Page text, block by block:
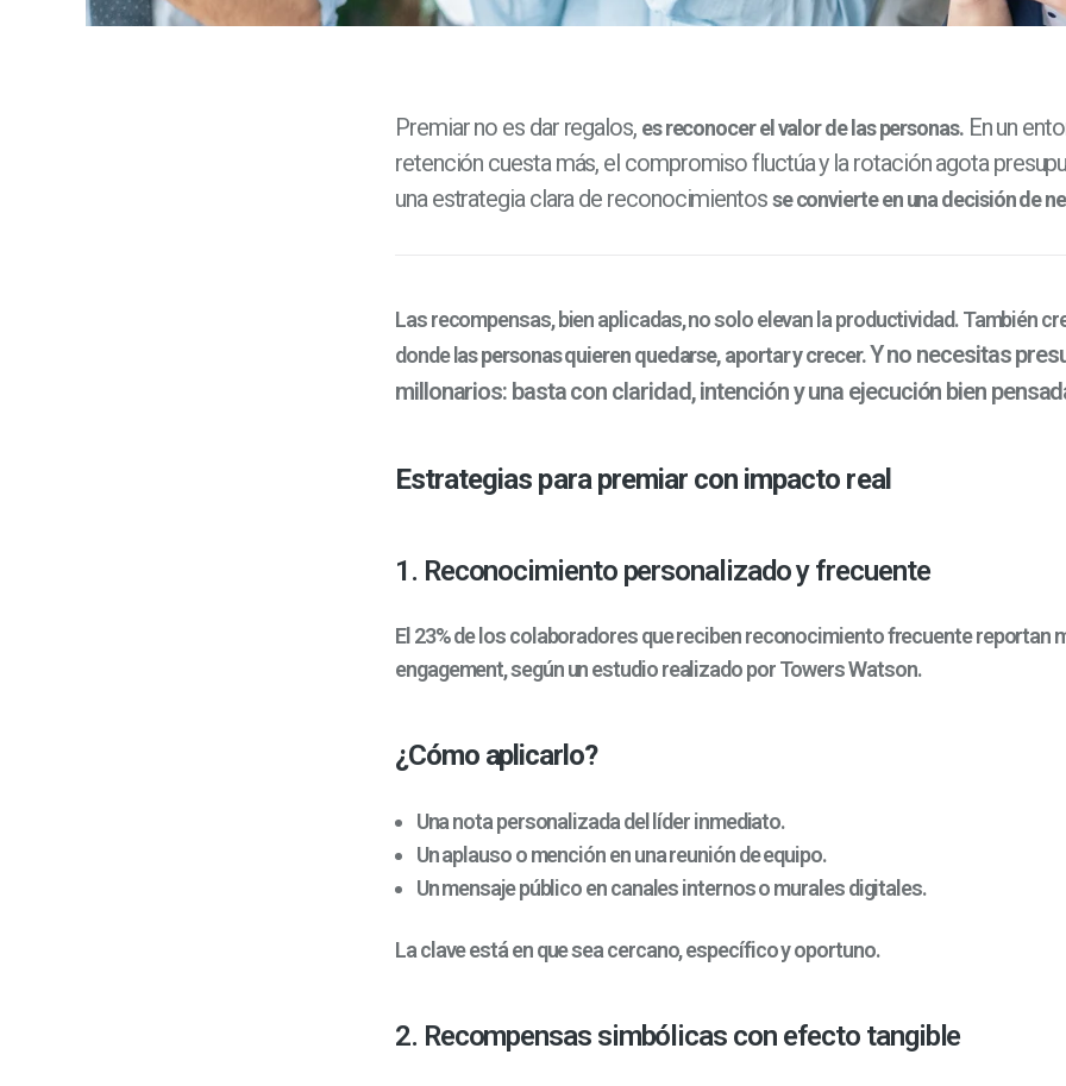
Premiar no es dar regalos, es reconocer el valor de las personas.En un
retención cuesta más, el compromiso fluctúa y la rotación agota
una estrategia clara de reconocimientosse convierte en una decisión de
Las recompensas, bien aplicadas, no solo elevan la productividad. También
donde las personas quieren quedarse, aportar y crecer.Y no necesitas
millonarios: basta con claridad, intención y una ejecución bien
Estrategias para premiar con impacto real
1. Reconocimiento personalizado y frecuente
El 23% de los colaboradores que reciben reconocimiento frecuente reportan
engagement, según un estudio realizado por Towers Watson.
¿Cómo aplicarlo?
Una nota personalizada del líder inmediato.
Un aplauso o mención en una reunión de equipo.
Un mensaje público en canales internos o murales digitales.
La clave está en que sea cercano, específico y oportuno.
2. Recompensas simbólicas con efecto tangible